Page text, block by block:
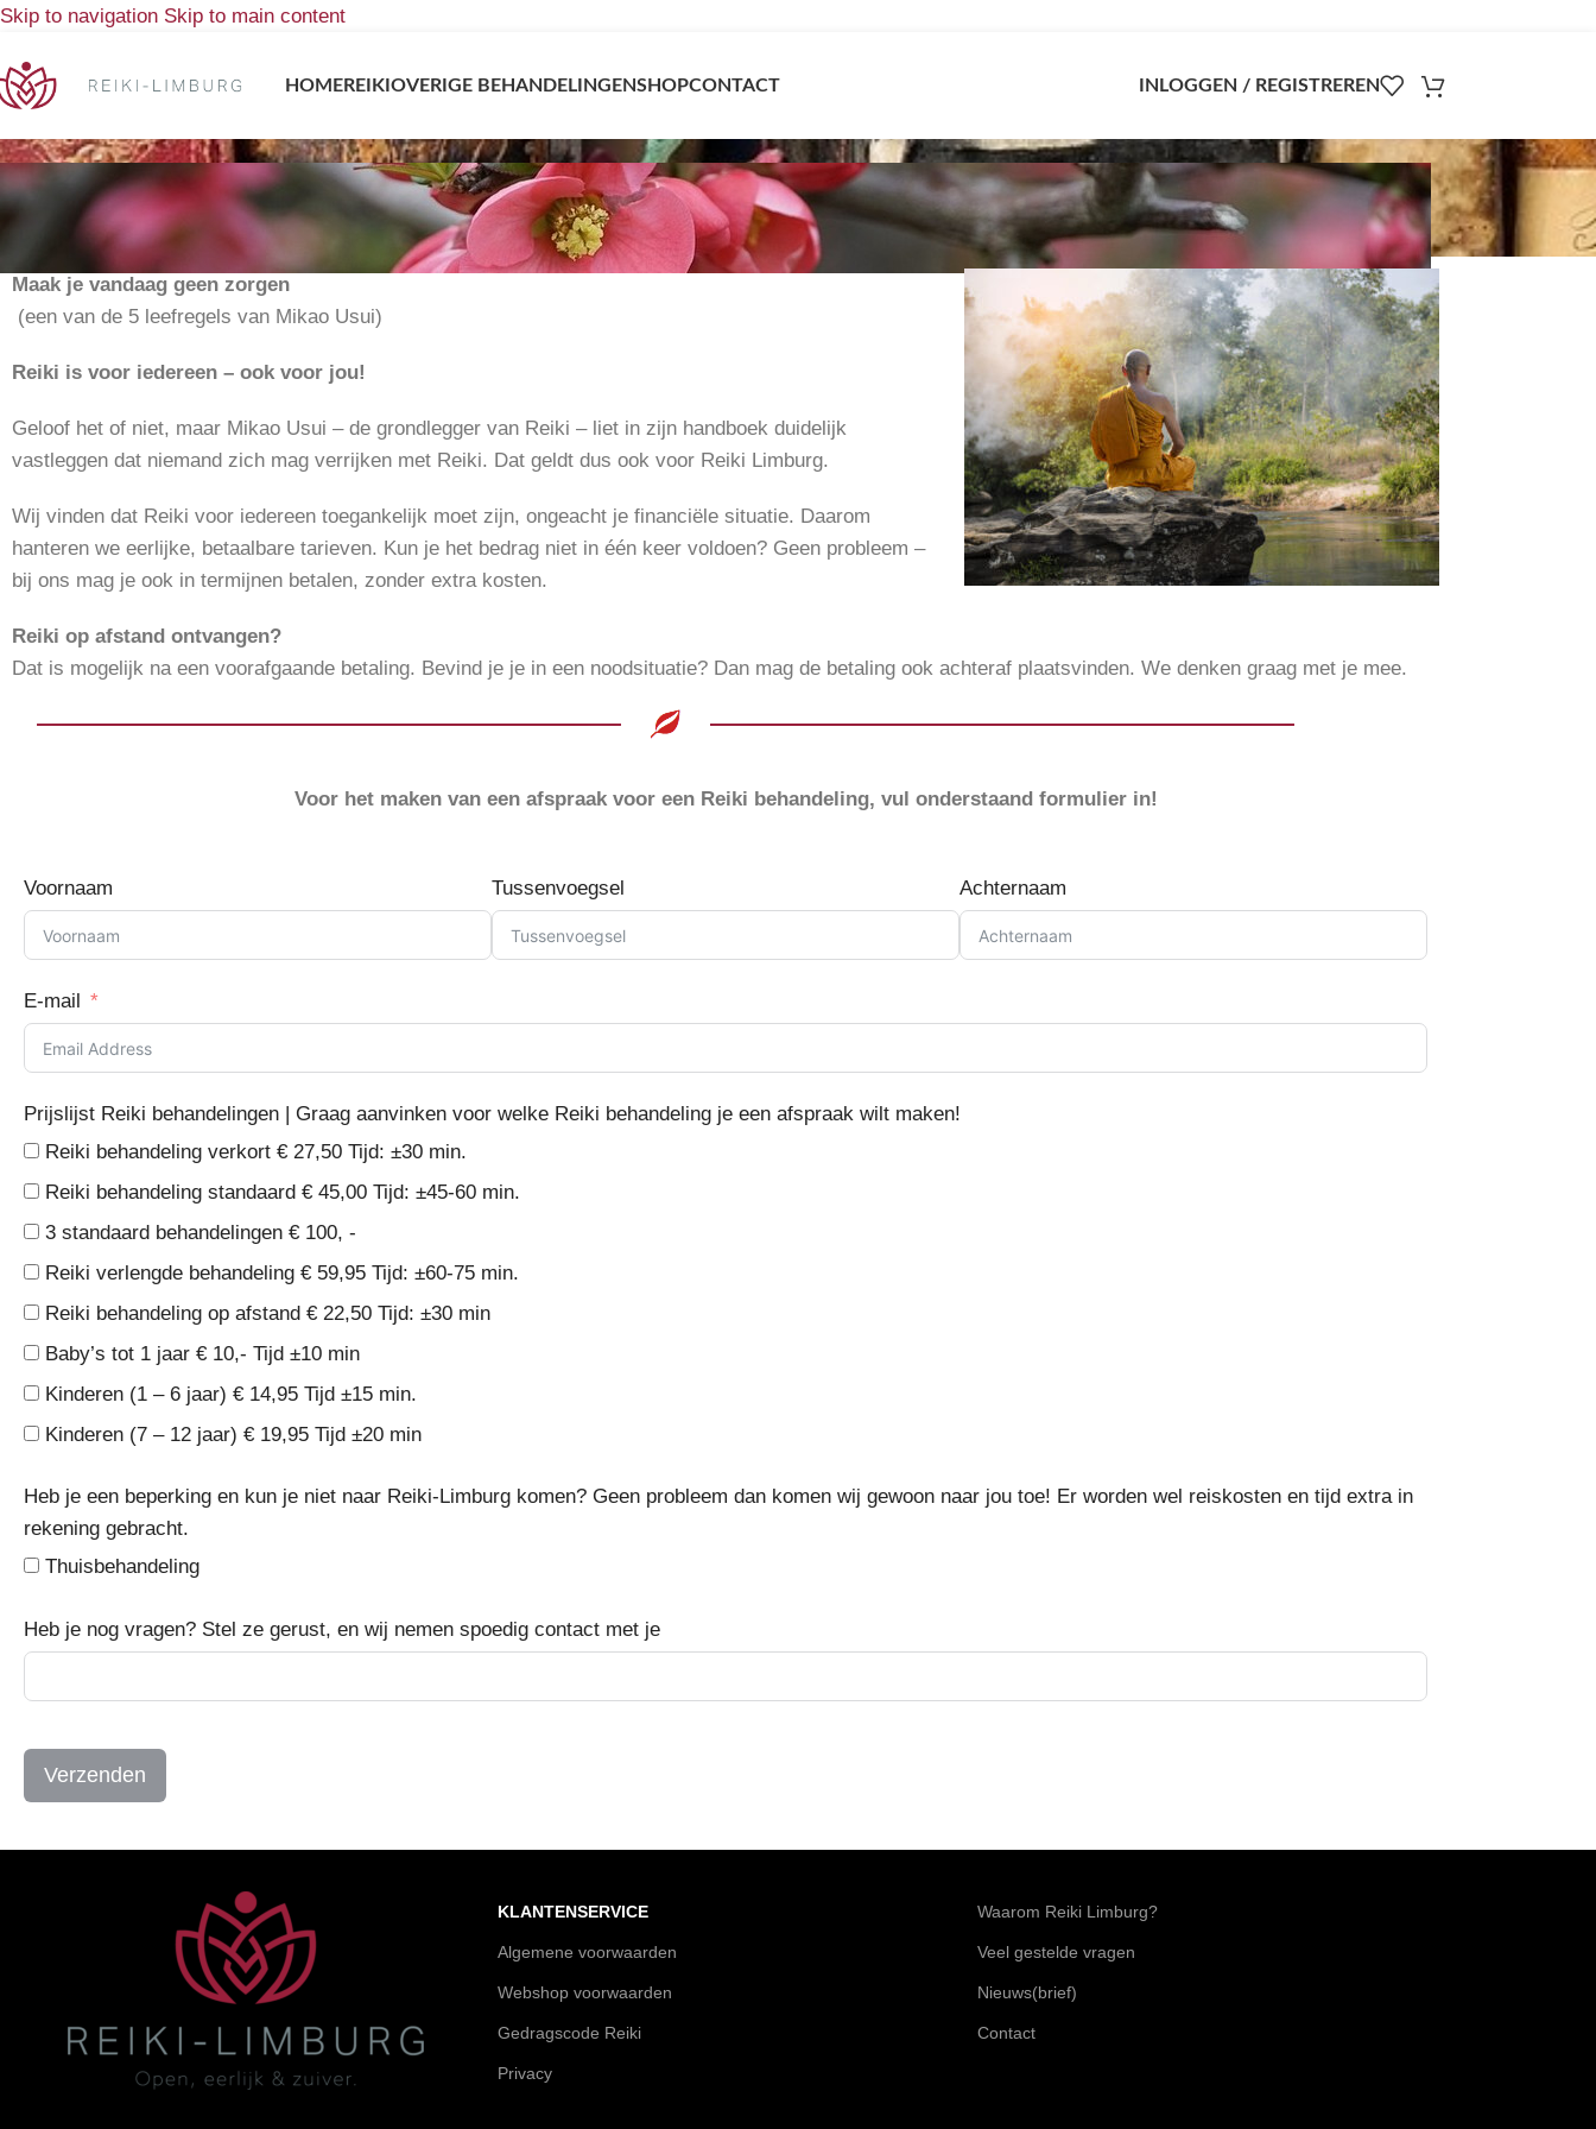
Skip to navigation Skip to main content
HOMEREIKIOVERIGE BEHANDELINGENSHOPCONTACT INLOGGEN / REGISTREREN
Prijslijst Reiki behandeling(en)
Reiki behandeling
Prijslijst Reiki behandeling(en)
Maak je vandaag geen zorgen
(een van de 5 leefregels van Mikao Usui)
Reiki is voor iedereen – ook voor jou!
Geloof het of niet, maar Mikao Usui – de grondlegger van Reiki – liet in zijn handboek duidelijk
vastleggen dat niemand zich mag verrijken met Reiki. Dat geldt dus ook voor Reiki Limburg.
Wij vinden dat Reiki voor iedereen toegankelijk moet zijn, ongeacht je financiële situatie. Daarom
hanteren we eerlijke, betaalbare tarieven. Kun je het bedrag niet in één keer voldoen? Geen probleem –
bij ons mag je ook in termijnen betalen, zonder extra kosten.
Reiki op afstand ontvangen?
Dat is mogelijk na een voorafgaande betaling. Bevind je je in een noodsituatie? Dan mag de betaling ook achteraf plaatsvinden. We denken graag met je mee.
Voor het maken van een afspraak voor een Reiki behandeling, vul onderstaand formulier in!
Voornaam Tussenvoegsel Achternaam
E-mail
Prijslijst Reiki behandelingen | Graag aanvinken voor welke Reiki behandeling je een afspraak wilt maken!
Reiki behandeling verkort € 27,50 Tijd: ±30 min.
Reiki behandeling standaard € 45,00 Tijd: ±45-60 min.
3 standaard behandelingen € 100, -
Reiki verlengde behandeling € 59,95 Tijd: ±60-75 min.
Reiki behandeling op afstand € 22,50 Tijd: ±30 min
Baby’s tot 1 jaar € 10,- Tijd ±10 min
Kinderen (1 – 6 jaar) € 14,95 Tijd ±15 min.
Kinderen (7 – 12 jaar) € 19,95 Tijd ±20 min
Heb je een beperking en kun je niet naar Reiki-Limburg komen? Geen probleem dan komen wij gewoon naar jou toe! Er worden wel reiskosten en tijd extra in
rekening gebracht.
Thuisbehandeling
Heb je nog vragen? Stel ze gerust, en wij nemen spoedig contact met je
Verzenden
KLANTENSERVICE
Algemene voorwaarden
Webshop voorwaarden
Gedragscode Reiki
Privacy
Waarom Reiki Limburg?
Veel gestelde vragen
Nieuws(brief)
Contact